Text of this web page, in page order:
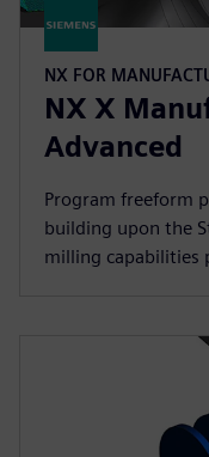
NX FOR
NX X
Advanced
Program freeform
building upon the
milling capabilities